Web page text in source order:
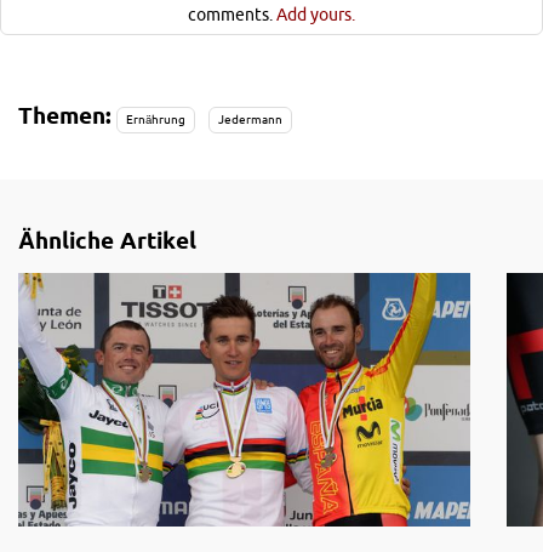
comments. Add yours.
Themen: Ernährung Jedermann
Ähnliche Artikel